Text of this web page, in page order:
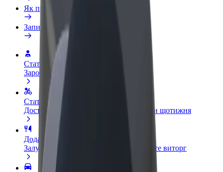
Як приєднатися
Запитання та відповіді
Стати водієм
Заробляйте гроші на власних умовах
Стати кур'єром
Доставляйте їжу та отримуйте виплати щотижня
Додати ресторан чи крамницю
Залучайте більше клієнтів та збільшуйте виторг